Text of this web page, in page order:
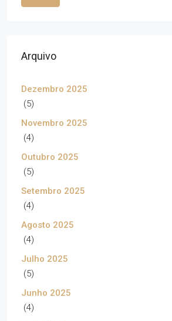
Arquivo
Dezembro 2025
(5)
Novembro 2025
(4)
Outubro 2025
(5)
Setembro 2025
(4)
Agosto 2025
(4)
Julho 2025
(5)
Junho 2025
(4)